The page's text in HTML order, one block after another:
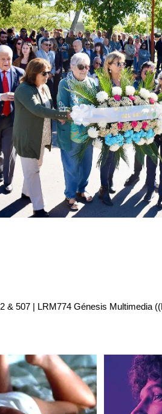
& 507 | LRM774 Génesis Multimedia